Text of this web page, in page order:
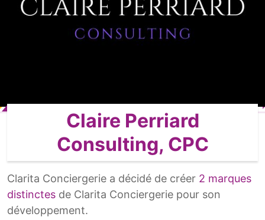
Claire Perriard
Consulting, CPC
Clarita Conciergerie a décidé de créer 2 marques
distinctes de Clarita Conciergerie pour son
développement.